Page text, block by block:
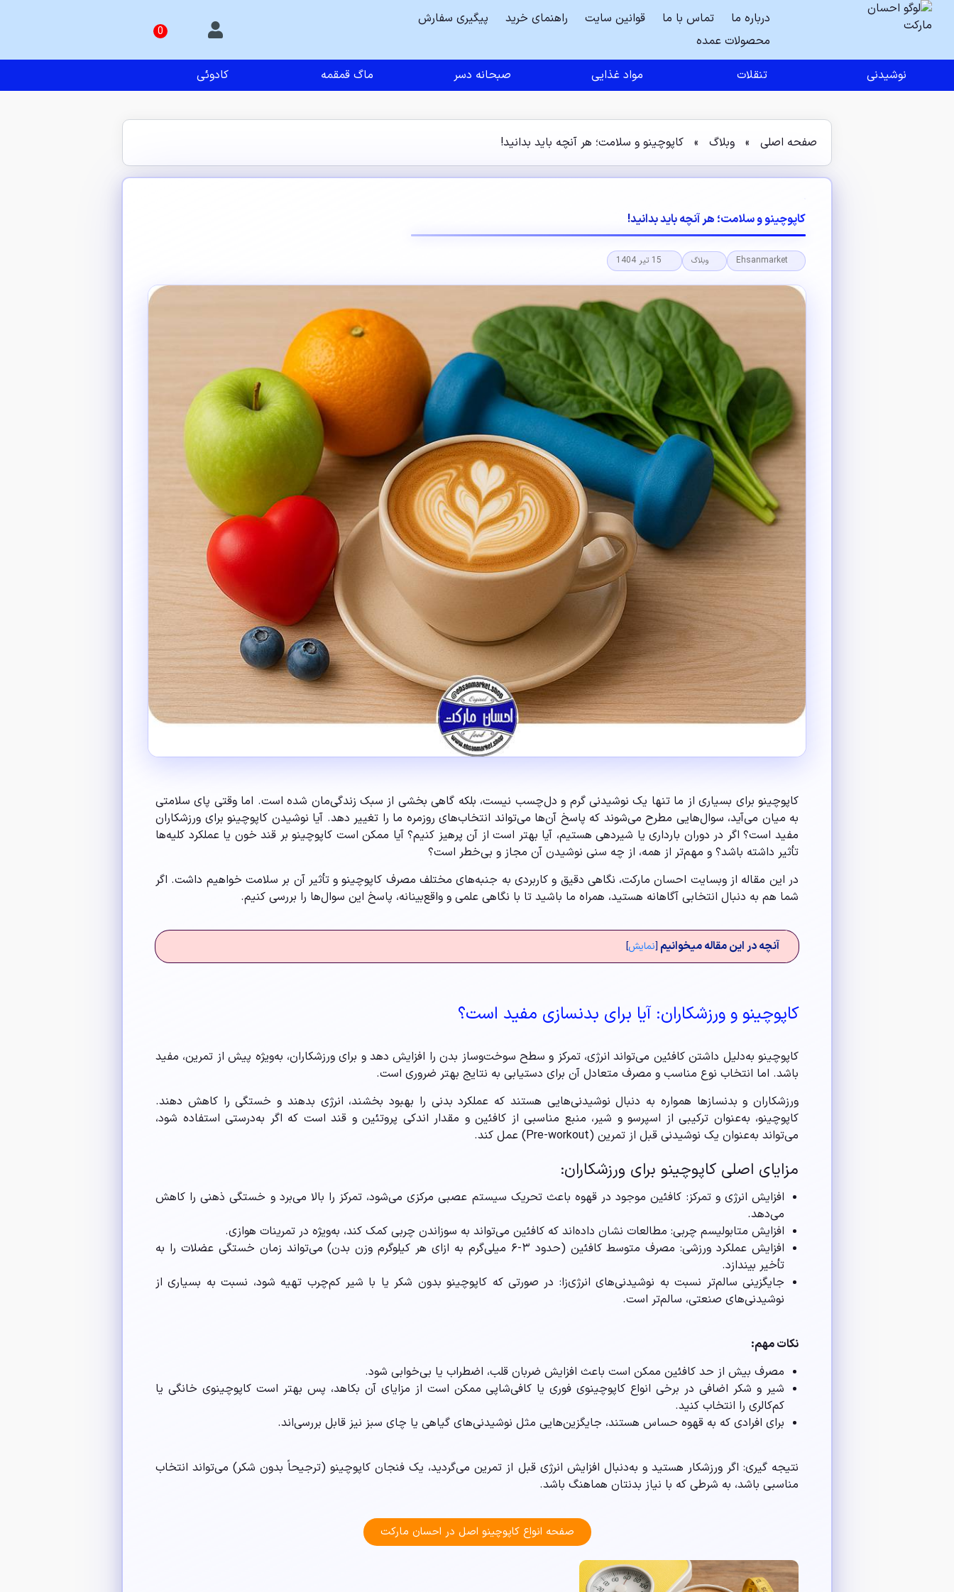
درباره ما تماس با ما قوانین سایت راهنمای خرید
پیگیری سفارش
محصولات عمده
نوشیدنی
تنقلات مواد غذایی صبحانه دسر ماگ قمقمه کادوئی
صفحه اصلی » وبلاگ » کاپوچینو و سلامت؛ هر آنچه باید بدانید!
کاپوچینو و سلامت؛ هر آنچه باید بدانید!
Ehsanmarket وبلاگ 15 تیر 1404
کاپوچینو برای بسیاری از ما تنها یک نوشیدنی گرم و دل‌چسب نیست، بلکه گاهی بخشی از سبک زندگی‌مان شده است. اما وقتی پای سلامتی
به میان می‌آید، سوال‌هایی مطرح می‌شوند که پاسخ آن‌ها می‌تواند انتخاب‌های روزمره ما را تغییر دهد. آیا نوشیدن کاپوچینو برای ورزشکاران
مفید است؟ اگر در دوران بارداری یا شیردهی هستیم، آیا بهتر است از آن پرهیز کنیم؟ آیا ممکن است کاپوچینو بر قند خون یا عملکرد کلیه‌ها
تأثیر داشته باشد؟ و مهم‌تر از همه، از چه سنی نوشیدن آن مجاز و بی‌خطر است؟
در این مقاله از وبسایت احسان مارکت، نگاهی دقیق و کاربردی به جنبه‌های مختلف مصرف کاپوچینو و تأثیر آن بر سلامت خواهیم داشت. اگر
شما هم به دنبال انتخابی آگاهانه هستید، همراه ما باشید تا با نگاهی علمی و واقع‌بینانه، پاسخ این سوال‌ها را بررسی کنیم.
آنچه در این مقاله میخوانیم [نمایش]
کاپوچینو و ورزشکاران: آیا برای بدنسازی مفید است؟
کاپوچینو به‌دلیل داشتن کافئین می‌تواند انرژی، تمرکز و سطح سوخت‌وساز بدن را افزایش دهد و برای ورزشکاران، به‌ویژه پیش از تمرین، مفید
باشد. اما انتخاب نوع مناسب و مصرف متعادل آن برای دستیابی به نتایج بهتر ضروری است.
ورزشکاران و بدنسازها همواره به دنبال نوشیدنی‌هایی هستند که عملکرد بدنی را بهبود بخشند، انرژی بدهند و خستگی را کاهش دهند.
کاپوچینو، به‌عنوان ترکیبی از اسپرسو و شیر، منبع مناسبی از کافئین و مقدار اندکی پروتئین و قند است که اگر به‌درستی استفاده شود،
می‌تواند به‌عنوان یک نوشیدنی قبل از تمرین (Pre-workout) عمل کند.
مزایای اصلی کاپوچینو برای ورزشکاران:
افزایش انرژی و تمرکز: کافئین موجود در قهوه باعث تحریک سیستم عصبی مرکزی می‌شود، تمرکز را بالا می‌برد و خستگی ذهنی را کاهش
می‌دهد.
افزایش متابولیسم چربی: مطالعات نشان داده‌اند که کافئین می‌تواند به سوزاندن چربی کمک کند، به‌ویژه در تمرینات هوازی.
افزایش عملکرد ورزشی: مصرف متوسط کافئین (حدود ۳-۶ میلی‌گرم به ازای هر کیلوگرم وزن بدن) می‌تواند زمان خستگی عضلات را به
تأخیر بیندازد.
جایگزینی سالم‌تر نسبت به نوشیدنی‌های انرژی‌زا: در صورتی که کاپوچینو بدون شکر یا با شیر کم‌چرب تهیه شود، نسبت به بسیاری از
نوشیدنی‌های صنعتی، سالم‌تر است.
نکات مهم:
مصرف بیش از حد کافئین ممکن است باعث افزایش ضربان قلب، اضطراب یا بی‌خوابی شود.
شیر و شکر اضافی در برخی انواع کاپوچینوی فوری یا کافی‌شاپی ممکن است از مزایای آن بکاهد، پس بهتر است کاپوچینوی خانگی یا
کم‌کالری را انتخاب کنید.
برای افرادی که به قهوه حساس هستند، جایگزین‌هایی مثل نوشیدنی‌های گیاهی یا چای سبز نیز قابل بررسی‌اند.
نتیجه گیری: اگر ورزشکار هستید و به‌دنبال افزایش انرژی قبل از تمرین می‌گردید، یک فنجان کاپوچینو (ترجیحاً بدون شکر) می‌تواند انتخاب
مناسبی باشد، به شرطی که با نیاز بدنتان هماهنگ باشد.
صفحه انواع کاپوچینو اصل در احسان مارکت